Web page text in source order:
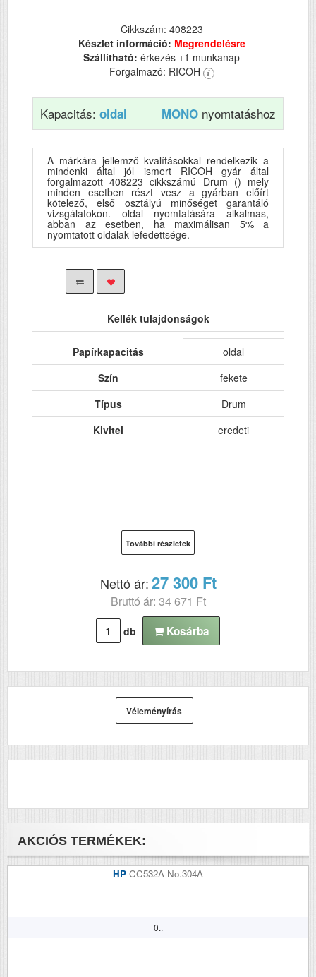
Cikkszám: 408223
Készlet információ: Megrendelésre
Szállítható: érkezés +1 munkanap
Forgalmazó: RICOH
Kapacitás: oldal MONO nyomtatáshoz
A márkára jellemző kvalításokkal rendelkezik a
mindenki által jól ismert RICOH gyár által
forgalmazott 408223 cikkszámú Drum () mely
minden esetben részt vesz a gyárban előírt
kötelező, első osztályú minőséget garantáló
vizsgálatokon. oldal nyomtatására alkalmas,
abban az esetben, ha maximálisan 5% a
nyomtatott oldalak lefedettsége.
Kellék tulajdonságok
Papírkapacitás
oldal
Szín
fekete
Típus
Drum
Kivitel
eredeti
További részletek
Nettó ár:27 300 Ft
Bruttó ár: 34 671 Ft
db Kosárba
Véleményírás
AKCIÓS TERMÉKEK:
HP CC532A No.304A
0..